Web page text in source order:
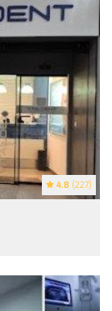
4.8 (227)